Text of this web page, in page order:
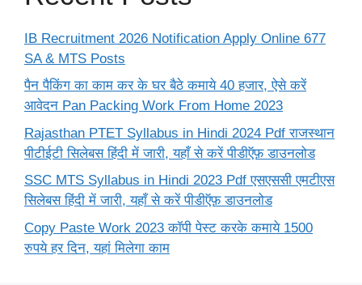
IB Recruitment 2026 Notification Apply Online 677
SA & MTS Posts
पैन पैकिंग का काम कर के घर बैठे कमाये 40 हजार, ऐसे करें
आवेदन Pan Packing Work From Home 2023
Rajasthan PTET Syllabus in Hindi 2024 Pdf राजस्थान
पीटीईटी सिलेबस हिंदी में जारी, यहाँ से करें पीडीऍफ़ डाउनलोड
SSC MTS Syllabus in Hindi 2023 Pdf एसएससी एमटीएस
सिलेबस हिंदी में जारी, यहाँ से करें पीडीऍफ़ डाउनलोड
Copy Paste Work 2023 कॉपी पेस्ट करके कमाये 1500
रुपये हर दिन, यहां मिलेगा काम